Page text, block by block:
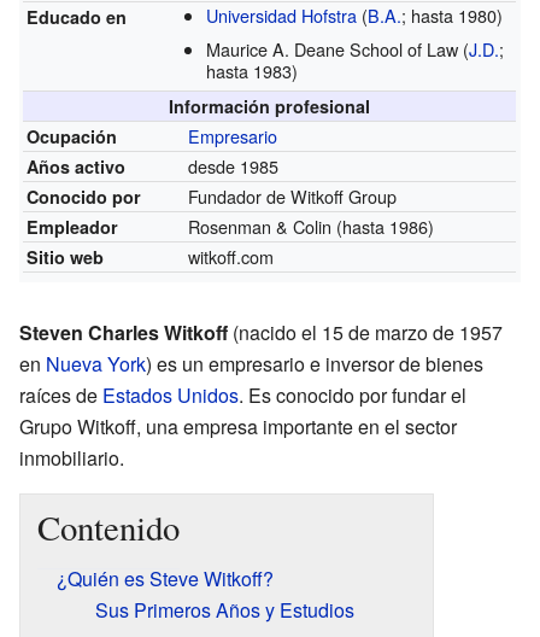
Educado en Universidad Hofstra (B.A.; hasta 1980)
Maurice A. Deane School of Law (J.D.;
hasta 1983)
Información profesional
Ocupación
Empresario
Años activo desde 1985
Conocido por Fundador de Witkoff Group
Empleador Rosenman & Colin (hasta 1986)
Sitio web witkoff.com
Steven Charles Witkoff (nacido el 15 de marzo de 1957
en Nueva York) es un empresario e inversor de bienes
raíces de Estados Unidos. Es conocido por fundar el
Grupo Witkoff, una empresa importante en el sector
inmobiliario.
Contenido
¿Quién es Steve Witkoff?
Sus Primeros Años y Estudios